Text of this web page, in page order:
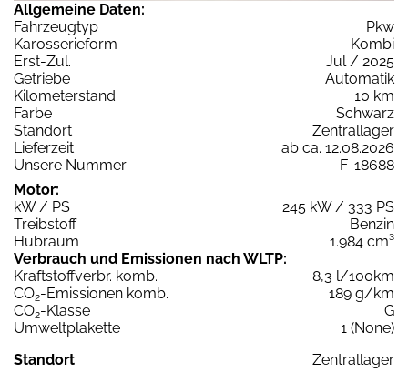
Allgemeine Daten:
Fahrzeugtyp
Pkw
Karosserieform
Kombi
Erst-Zul.
Jul / 2025
Getriebe
Automatik
Kilometerstand
10 km
Farbe
Schwarz
Standort
Zentrallager
Lieferzeit
ab ca. 12.08.2026
Unsere Nummer
F-18688
Motor:
kW / PS
245 kW / 333 PS
Treibstoff
Benzin
Hubraum
1.984 cm³
Verbrauch und Emissionen nach WLTP:
Kraftstoffverbr. komb.
8,3 l/100km
CO2-Emissionen komb.
189 g/km
CO2-Klasse
G
Umweltplakette
1 (None)
Standort
Zentrallager